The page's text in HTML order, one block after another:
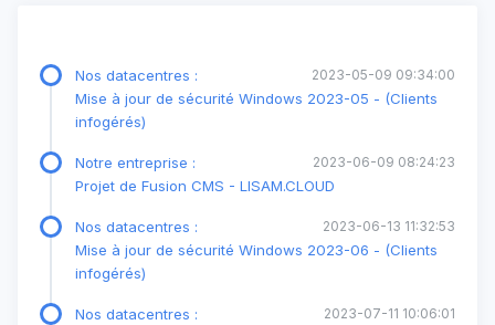
2023-05-09 09:34:00
Nos datacentres :
Mise à jour de sécurité Windows 2023-05 - (Clients
infogérés)
2023-06-09 08:24:23
Notre entreprise :
Projet de Fusion CMS - LISAM.CLOUD
2023-06-13 11:32:53
Nos datacentres :
Mise à jour de sécurité Windows 2023-06 - (Clients
infogérés)
2023-07-11 10:06:01
Nos datacentres :